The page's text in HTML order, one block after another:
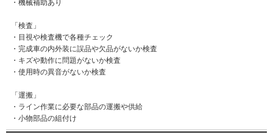
・機械補助あり
「検査」
・目視や検査機で各種チェック
・完成車の内外装に誤品や欠品がないか検査
・キズや動作に問題がないか検査
・使用時の異音がないか検査
「運搬」
・ライン作業に必要な部品の運搬や供給
・小物部品の組付け